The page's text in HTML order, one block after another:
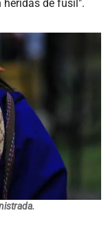
heridas de fusil".